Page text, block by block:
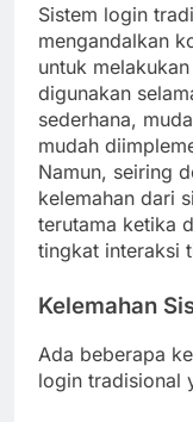
Sistem login
mengandalkan
untuk
digunakan
sederhana,
mudah
Namun, seiring
kelemahan dari
terutama ketika
tingkat interaksi
Kelemahan
Ada beberapa
login tradisional